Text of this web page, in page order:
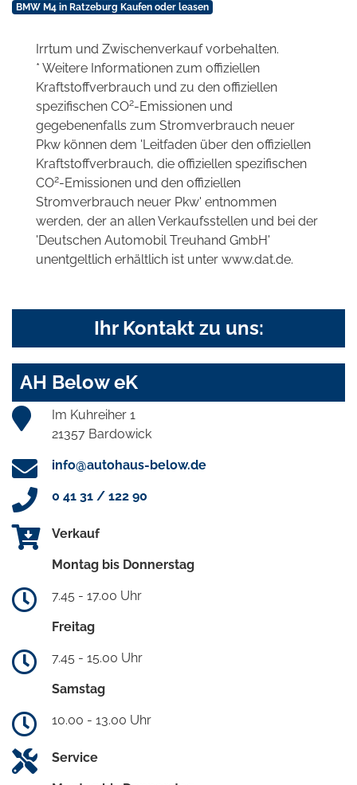
BMW M4 in Ratzeburg Kaufen oder leasen
Irrtum und Zwischenverkauf vorbehalten.
* Weitere Informationen zum offiziellen
Kraftstoffverbrauch und zu den offiziellen
spezifischen CO2-Emissionen und
gegebenenfalls zum Stromverbrauch neuer
Pkw können dem 'Leitfaden über den offiziellen
Kraftstoffverbrauch, die offiziellen spezifischen
CO2-Emissionen und den offiziellen
Stromverbrauch neuer Pkw' entnommen
werden, der an allen Verkaufsstellen und bei der
'Deutschen Automobil Treuhand GmbH'
unentgeltlich erhältlich ist unter www.dat.de.
Ihr Kontakt zu uns:
AH Below eK
Im Kuhreiher 1
21357 Bardowick
info@autohaus-below.de
0 41 31 / 122 90
Verkauf
Montag bis Donnerstag
7.45 - 17.00 Uhr
Freitag
7.45 - 15.00 Uhr
Samstag
10.00 - 13.00 Uhr
Service